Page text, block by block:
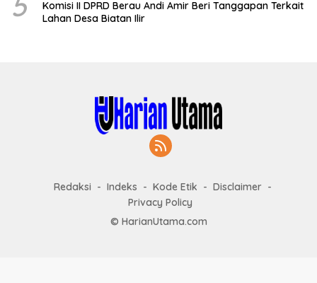
Komisi II DPRD Berau Andi Amir Beri Tanggapan Terkait
Lahan Desa Biatan Ilir
Redaksi Indeks Kode Etik
Disclaimer
Privacy Policy
© HarianUtama.com